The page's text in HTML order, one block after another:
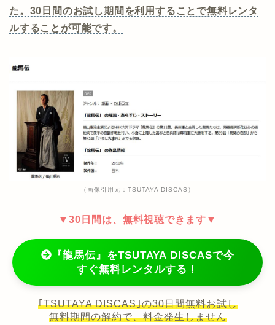
た。30日間のお試し期間を利用することで無料レンタ
ルすることが可能です。
（画像引用元：TSUTAYA DISCAS）
▼30日間は、無料視聴できます▼
『龍馬伝』をTSUTAYA DISCASで今
すぐ無料レンタルする！
｢TSUTAYA DISCAS｣の30日間無料お試し
無料期間の解約で、料金発生しません